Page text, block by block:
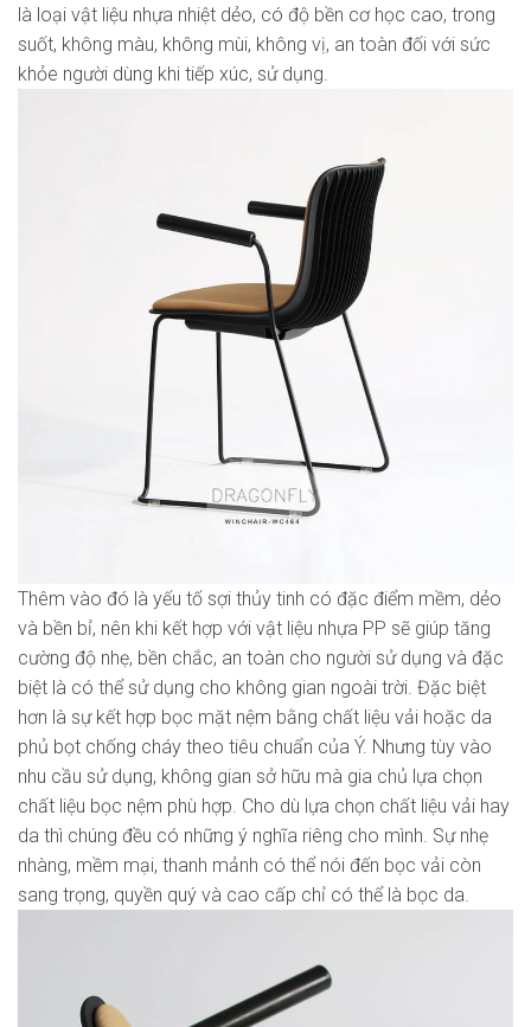
là loại vật liệu nhựa nhiệt dẻo, có độ bền cơ học cao, trong
suốt, không màu, không mùi, không vị, an toàn đối với sức
khỏe người dùng khi tiếp xúc, sử dụng.
Thêm vào đó là yếu tố sợi thủy tinh có đặc điểm mềm, dẻo
và bền bỉ, nên khi kết hợp với vật liệu nhựa PP sẽ giúp tăng
cường độ nhẹ, bền chắc, an toàn cho người sử dụng và đặc
biệt là có thể sử dụng cho không gian ngoài trời. Đặc biệt
hơn là sự kết hợp bọc mặt nệm bằng chất liệu vải hoặc da
phủ bọt chống cháy theo tiêu chuẩn của Ý. Nhưng tùy vào
nhu cầu sử dụng, không gian sở hữu mà gia chủ lựa chọn
chất liệu bọc nệm phù hợp. Cho dù lựa chọn chất liệu vải hay
da thì chúng đều có những ý nghĩa riêng cho mình. Sự nhẹ
nhàng, mềm mại, thanh mảnh có thể nói đến bọc vải còn
sang trọng, quyền quý và cao cấp chỉ có thể là bọc da.